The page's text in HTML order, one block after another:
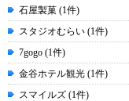
石屋製菓 (1件)
スタジオむらい (1件)
7gogo (1件)
金谷ホテル観光 (1件)
スマイルズ (1件)